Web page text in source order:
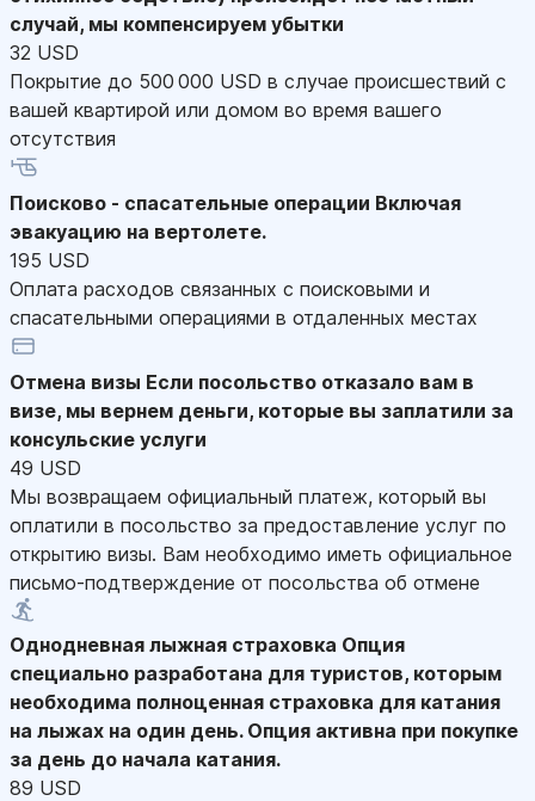
случай, мы компенсируем убытки
32 USD
Покрытие до 500 000 USD в случае происшествий с
вашей квартирой или домом во время вашего
отсутствия
Поисково - спасательные операции Включая
эвакуацию на вертолете.
195 USD
Оплата расходов связанных с поисковыми и
спасательными операциями в отдаленных местах
Отмена визы Если посольство отказало вам в
визе, мы вернем деньги, которые вы заплатили за
консульские услуги
49 USD
Мы возвращаем официальный платеж, который вы
оплатили в посольство за предоставление услуг по
открытию визы. Вам необходимо иметь официальное
письмо-подтверждение от посольства об отмене
Однодневная лыжная страховка Опция
специально разработана для туристов, которым
необходима полноценная страховка для катания
на лыжах на один день. Опция активна при покупке
за день до начала катания.
89 USD